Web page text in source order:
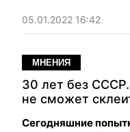
05.01.2022 16:42
МНЕНИЯ
30 лет без
не сможет
Сегодняшние